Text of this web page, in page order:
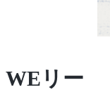
WEリー